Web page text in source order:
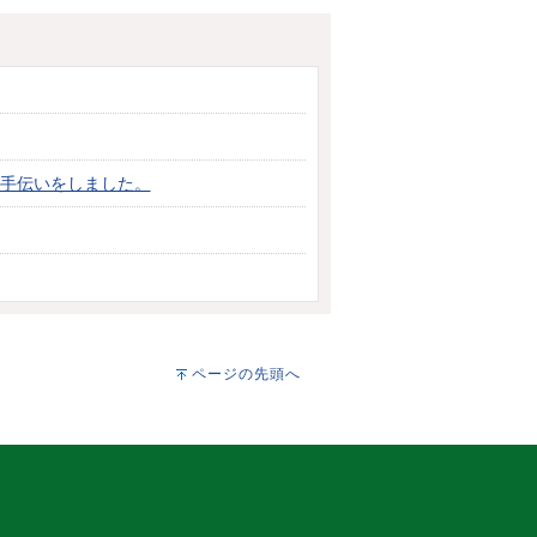
伝いをしました。
ページの先頭へ